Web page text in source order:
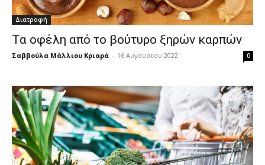
Διατροφή
Τα οφέλη από το βούτυρο ξηρών καρπών
Σαββούλα Μάλλιου Κριαρά - 16 Αυγούστου 2022 0